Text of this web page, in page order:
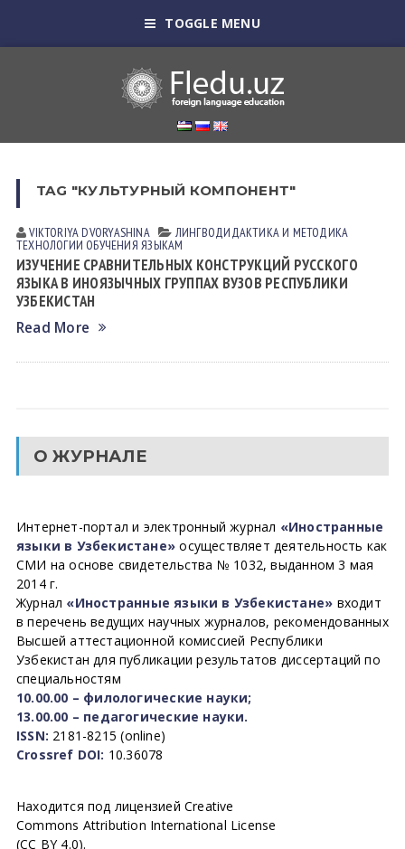
TOGGLE MENU
TAG "КУЛЬТУРНЫЙ КОМПОНЕНТ"
VIKTORIYA DVORYASHINА ЛИНГВОДИДАКТИКА И МЕТОДИКА
ТЕХНОЛОГИИ ОБУЧЕНИЯ ЯЗЫКАМ
ИЗУЧЕНИЕ СРАВНИТЕЛЬНЫХ КОНСТРУКЦИЙ РУССКОГО
ЯЗЫКА В ИНОЯЗЫЧНЫХ ГРУППАХ ВУЗОВ РЕСПУБЛИКИ
УЗБЕКИСТАН
Read More
О ЖУРНАЛЕ
Интернет-портал и электронный журнал «Иностранные
языки в Узбекистане» осуществляет деятельность как
СМИ на основе свидетельства № 1032, выданном 3 мая
2014 г.
Журнал «Иностранные языки в Узбекистане» входит
в перечень ведущих научных журналов, рекомендованных
Высшей аттестационной комиссией Республики
Узбекистан для публикации результатов диссертаций по
специальностям
10.00.00 – филологические науки;
13.00.00 – педагогические науки.
ISSN: 2181-8215 (online)
Crossref DOI: 10.36078
Находится под лицензией Creative
Commons Attribution International License
(CC BY 4.0).